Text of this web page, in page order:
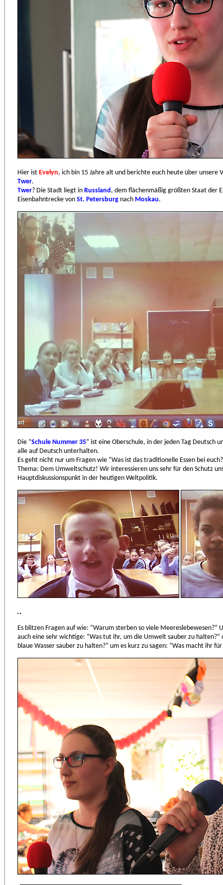
Hier ist Evelyn, ich bin 15 Jahre alt und berichte euch heute über unsere
Twer.
Twer? Die Stadt liegt in Russland, dem flächenmäßig größten Staat der
Eisenbahntrecke von St. Petersburg nach Moskau.
Die “Schule Nummer 35” ist eine Oberschule, in der jeden Tag Deutsch
alle auf Deutsch unterhalten.
Es geht nicht nur um Fragen wie “Was ist das traditionelle Essen bei
Thema: Dem Umweltschutz! Wir interessieren uns sehr für den Schutz
Hauptdiskussionspunkt in der heutigen Weltpolitik.
Es blitzen Fragen auf wie: “Warum sterben so viele Meereslebewesen?”
auch eine sehr wichtige: “Was tut ihr, um die Umwelt sauber zu halten?”
blaue Wasser sauber zu halten?” um es kurz zu sagen: “Was macht ihr